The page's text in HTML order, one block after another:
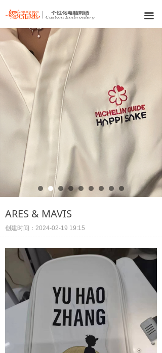
끀
ARES & MAVIS
创建时间： 2024-02-19 19:15